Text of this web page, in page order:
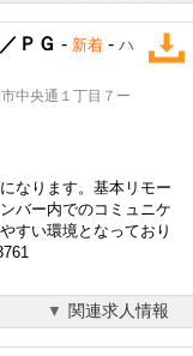
ＰＧ - 新着 - ハ
中央通１丁目７ー
なります。基本リモー
バー内でのコミュニケ
すい環境となっており
関連求人情報